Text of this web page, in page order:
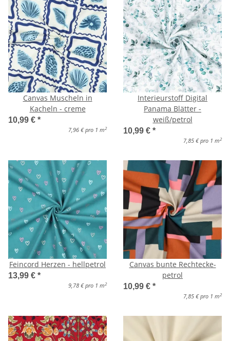
Canvas Muscheln in
Kacheln - creme
10,99 € *
7,96 € pro 1 m 2
Interieurstoff Digital
Panama Blätter -
weiß/petrol
10,99 € *
7,85 € pro 1 m 2
Feincord Herzen - hellpetrol
13,99 € *
9,78 € pro 1 m 2
Canvas bunte Rechtecke-
petrol
10,99 € *
7,85 € pro 1 m 2